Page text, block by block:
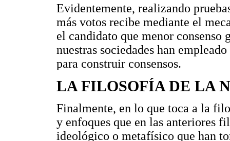
Evidentemente, realizando
más votos recibe mediante el
el candidato que menor consenso
nuestras sociedades han
para construir consensos.
LA FILOSOFÍA DE LA
Finalmente, en lo que toca a la
y enfoques que en las anteriores
ideológico o metafísico que han